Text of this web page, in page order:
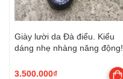
Giày lười da Đà điểu. Kiểu
dáng nhẹ nhàng năng động!
3.500.000₫